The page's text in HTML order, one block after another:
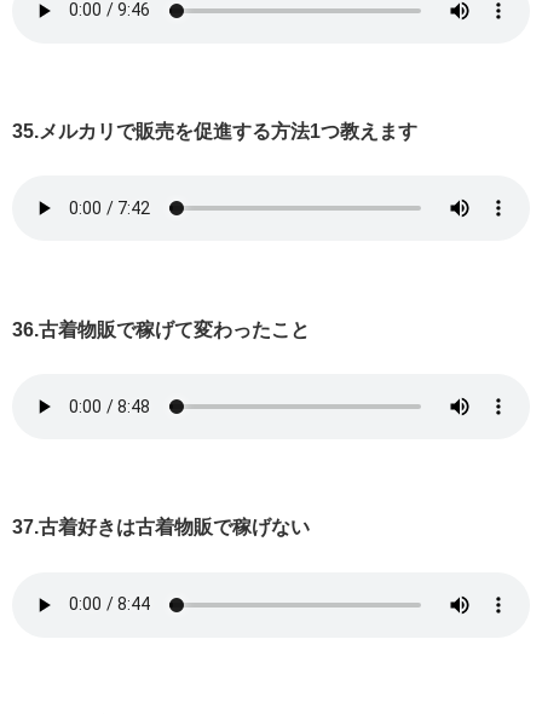
35.メルカリで販売を促進する方法1つ教えます
36.古着物販で稼げて変わったこと
37.古着好きは古着物販で稼げない